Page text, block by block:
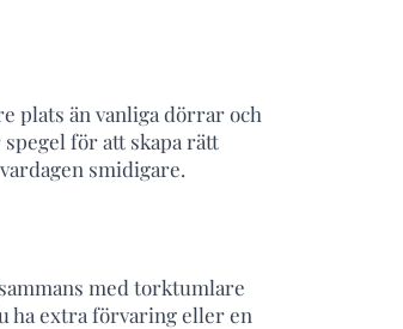
plats än vanliga dörrar och
för att skapa rätt
smidigare.
med torktumlare
ha extra förvaring eller en